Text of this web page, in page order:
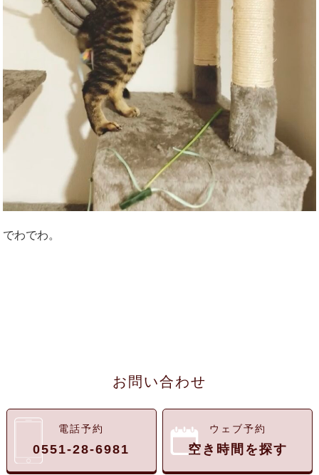
でわでわ。
お問い合わせ
電話予約
0551-28-6981
ウェブ予約
空き時間を探す